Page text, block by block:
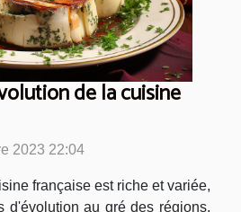
de la cuisine
2023 22:04
française est riche et variée,
d'évolution au gré des régions,